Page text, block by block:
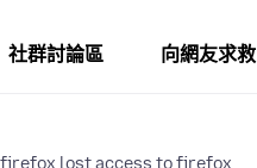
社群討論區 向網友求救